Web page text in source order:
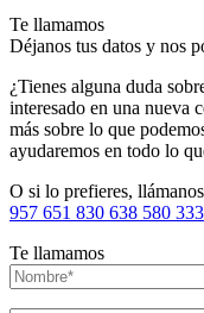
Te llamamos
Déjanos tus datos y nos
¿Tienes alguna duda
interesado en una nueva
más sobre lo que
ayudaremos en todo lo
O si lo prefieres, llámanos
957 651 830 638 580 333
Te llamamos